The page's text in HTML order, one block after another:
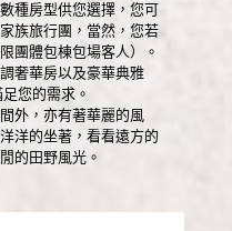
種房型供您選擇，您可
族旅行團，當然，您若
團體包棟包場客人）。
奢華房以及豪華典雅
您的需求。
外，亦有著華麗的風
洋的坐著，看看遠方的
的田野風光。